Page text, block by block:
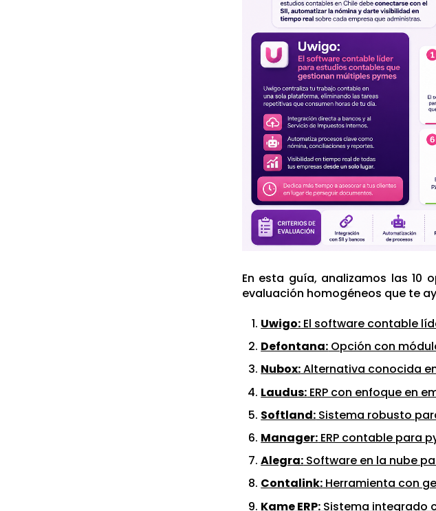
En esta guía, analizamos las 10
evaluación homogéneos que te
Uwigo: El software contable
Defontana: Opción con
Nubox:Alternativa conocida
Laudus: ERP con enfoque en
Softland: Sistema robusto
Manager: ERP contable para
Alegra: Software en la nube
Contalink: Herramienta con
Kame ERP: Sistema integrado